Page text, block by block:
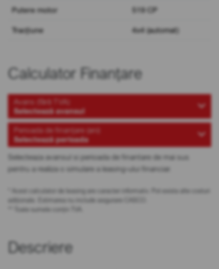
Putere motor 519 CP
Tracțiune 4x4 (automat)
Calculator Finanțare
Avans (fără TVA)
Selectează avansul
Perioada de finanțare (ani)
Selectează perioada
Selecteaza avansul si perioada de finantare de mai sus
pentru a realiza o simulare a leasing-ului financiar.
* Acest calculator de leasing are caracter informativ. Pot exista alte costuri
adiționale. Estimarea nu include asigurare CASCO.
** Toate sumele conțin TVA.
Descriere